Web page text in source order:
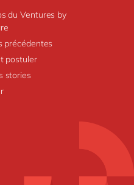
du Ventures by
précédentes
postuler
stories